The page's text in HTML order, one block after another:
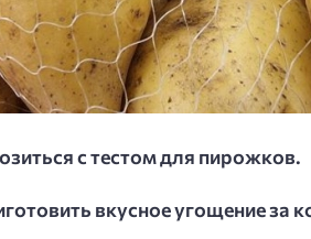
с тестом для пирожков.
вкусное угощение за